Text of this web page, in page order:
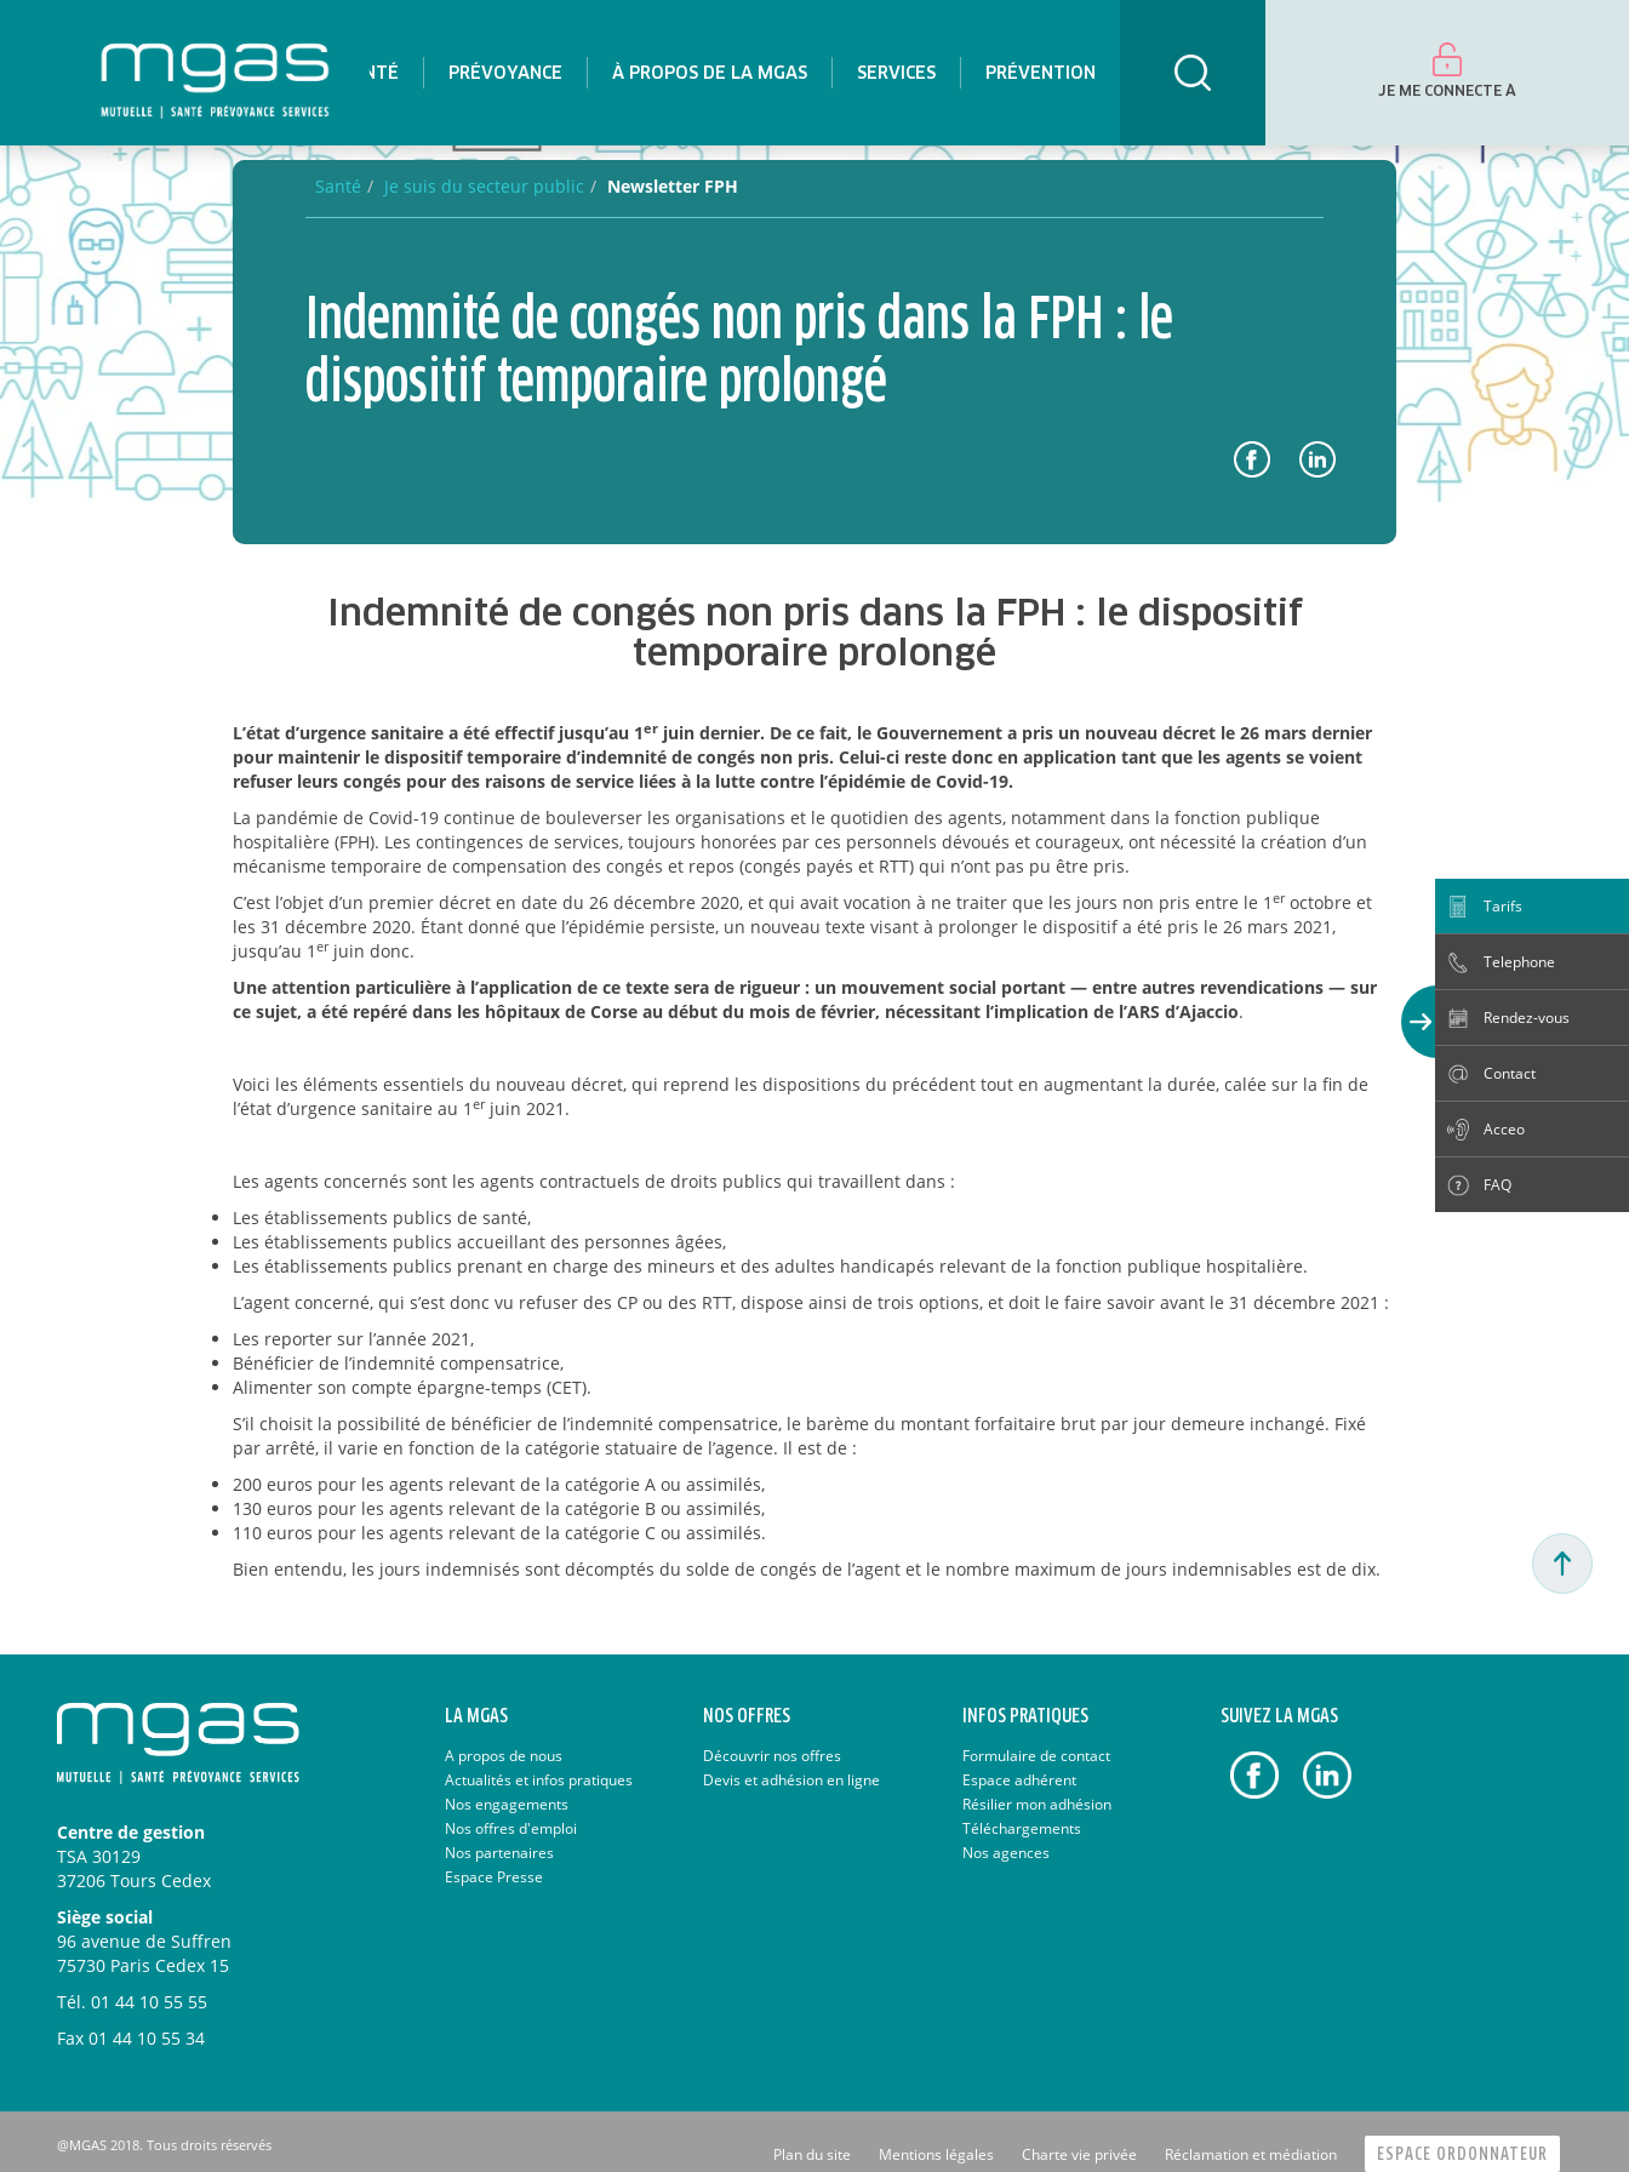
SANTÉ PRÉVOYANCE À PROPOS DE LA MGAS SERVICES PRÉVENTION
JE ME CONNECTE À
Santé Je suis du secteur public
Newsletter FPH
Indemnité de congés non pris dans la FPH : le
dispositif temporaire prolongé
Indemnité de congés non pris dans la FPH : le dispositif
temporaire prolongé
L’état d’urgence sanitaire a été effectif jusqu’au 1er juin dernier. De ce fait, le Gouvernement a pris un nouveau décret le 26 mars dernier
pour maintenir le dispositif temporaire d’indemnité de congés non pris. Celui-ci reste donc en application tant que les agents se voient
refuser leurs congés pour des raisons de service liées à la lutte contre l’épidémie de Covid-19.
La pandémie de Covid-19 continue de bouleverser les organisations et le quotidien des agents, notamment dans la fonction publique
hospitalière (FPH). Les contingences de services, toujours honorées par ces personnels dévoués et courageux, ont nécessité la création d’un
mécanisme temporaire de compensation des congés et repos (congés payés et RTT) qui n’ont pas pu être pris.
C’est l’objet d’un premier décret en date du 26 décembre 2020, et qui avait vocation à ne traiter que les jours non pris entre le 1 eroctobre et
les 31 décembre 2020. Étant donné que l’épidémie persiste, un nouveau texte visant à prolonger le dispositif a été pris le 26 mars 2021,
jusqu’au 1 erjuin donc.
Une attention particulière à l’application de ce texte sera de rigueur : un mouvement social portant — entre autres revendications — sur
ce sujet, a été repéré dans les hôpitaux de Corse au début du mois de février, nécessitant l’implication de l’ARS d’Ajaccio.
Voici les éléments essentiels du nouveau décret, qui reprend les dispositions du précédent tout en augmentant la durée, calée sur la fin de
l’état d’urgence sanitaire au 1 erjuin 2021.
Les agents concernés sont les agents contractuels de droits publics qui travaillent dans :
Les établissements publics de santé,
Les établissements publics accueillant des personnes âgées,
Les établissements publics prenant en charge des mineurs et des adultes handicapés relevant de la fonction publique hospitalière.
L’agent concerné, qui s’est donc vu refuser des CP ou des RTT, dispose ainsi de trois options, et doit le faire savoir avant le 31 décembre 2021 :
Les reporter sur l’année 2021,
Bénéficier de l’indemnité compensatrice,
Alimenter son compte épargne-temps (CET).
S’il choisit la possibilité de bénéficier de l’indemnité compensatrice, le barème du montant forfaitaire brut par jour demeure inchangé. Fixé
par arrêté, il varie en fonction de la catégorie statuaire de l’agence. Il est de :
200 euros pour les agents relevant de la catégorie A ou assimilés,
130 euros pour les agents relevant de la catégorie B ou assimilés,
110 euros pour les agents relevant de la catégorie C ou assimilés.
Bien entendu, les jours indemnisés sont décomptés du solde de congés de l’agent et le nombre maximum de jours indemnisables est de dix.
Centre de gestion
TSA 30129
37206 Tours Cedex
Siège social
96 avenue de Suffren
75730 Paris Cedex 15
Tél. 01 44 10 55 55
Fax 01 44 10 55 34
LA MGAS
A propos de nous
Actualités et infos pratiques
Nos engagements
Nos offres d'emploi
Nos partenaires
Espace Presse
NOS OFFRES
Découvrir nos offres
Devis et adhésion en ligne
INFOS PRATIQUES
Formulaire de contact
Espace adhérent
Résilier mon adhésion
Téléchargements
Nos agences
SUIVEZ LA MGAS
@MGAS 2018. Tous droits réservés Plan du site Mentions légales Charte vie privée Réclamation et médiation ESPACE ORDONNATEUR
Tarifs
Telephone
Rendez-vous
Contact
Acceo
FAQ